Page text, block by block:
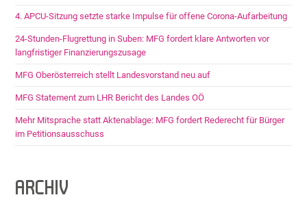
4. APCU-Sitzung setzte starke Impulse für offene Corona-Aufarbeitung
24-Stunden-Flugrettung in Suben: MFG fordert klare Antworten vor
langfristiger Finanzierungszusage
MFG Oberösterreich stellt Landesvorstand neu auf
MFG Statement zum LHR Bericht des Landes OÖ
Mehr Mitsprache statt Aktenablage: MFG fordert Rederecht für Bürger
im Petitionsausschuss
ARCHIV